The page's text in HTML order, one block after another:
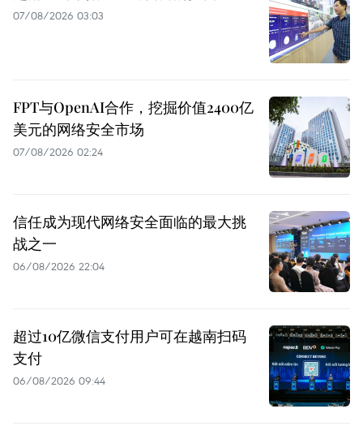
07/08/2026 03:03
FPT与OpenAI合作，挖掘价值2400亿
美元的网络安全市场
07/08/2026 02:24
信任成为现代网络安全面临的最大挑
战之一
06/08/2026 22:04
超过10亿微信支付用户可在越南扫码
支付
06/08/2026 09:44